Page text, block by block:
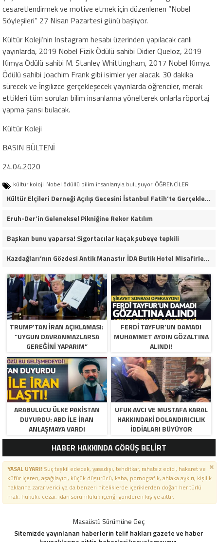
cesaretlendirmek ve motive etmek için düzenlenen “Nobel
Söyleşileri” 27 Nisan Pazartesi günü başlıyor.
Kültür Koleji’nin Instagram hesabı üzerinden yapılacak canlı
yayınlarda, 2019 Nobel Fizik Ödülü sahibi Didier Queloz, 2019
Kimya Ödülü sahibi M. Stanley Whittingham, 2017 Nobel Kimya
Ödülü sahibi Joachim Frank gibi isimler yer alacak. 30 dakika
sürecek ve İngilizce gerçekleşecek yayınlarda öğrenciler, merak
ettikleri tüm soruları bilim insanlarına yönelterek onlarla röportaj
yapma şansı bulacak.
Kültür Koleji
BASIN BÜLTENİ
24.04.2020
kültür koloji Nobel ödüllü bilim insanlarıyla buluşuyor ÖĞRENCİLER
Kültür Elçileri Derneği Açılış Gecesini İstanbul Fatih’te Gerçekleştirdi
Eruh-Der’in Geleneksel Pikniğine Rekor Katılım
Başkan bunu yaparsa! Sigortacılar kaçak şubeye tepkili
Kazdağları’nın Gözdesi Antik Manastır İDA Butik Hotel Misafirlerinden Tam Not Alıyor
TRUMP’TAN İRAN AÇIKLAMASI:
“UYGUN DAVRANMAZLARSA
GEREĞINI YAPARIM”
FERDI TAYFUR’UN DAMADI
MUHAMMET AYDIN GÖZALTINA
ALINDI!
ARABULUCU ÜLKE PAKISTAN
DUYURDU: ABD ILE İRAN
ANLAŞMAYA VARDI
UFUK AVCI VE MUSTAFA KARAL
HAKKINDAKI DOLANDIRICILIK
İDDIALARI BÜYÜYOR
HABER HAKKINDA GÖRÜŞ BELİRT
YASAL UYARI!Suç teşkil edecek, yasadışı, tehditkar, rahatsız edici, hakaret ve
küfür içeren, aşağılayıcı, küçük düşürücü, kaba, pornografik, ahlaka aykırı, kişilik
haklarına zarar verici ya da benzeri niteliklerde içeriklerden doğan her türlü
mali, hukuki, cezai, idari sorumluluk içeriği gönderen kişiye aittir.
Masaüstü Sürümüne Geç
Sitemizde yayınlanan haberlerin telif hakları gazete ve haber